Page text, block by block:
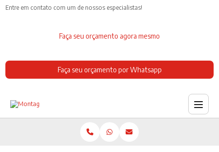
Entre em contato com um de nossos especialistas!
Faça seu orçamento agora mesmo
Faça seu orçamento por Whatsapp